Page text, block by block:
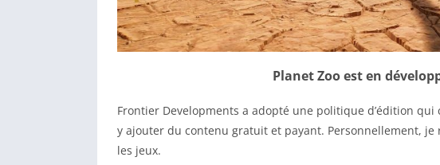
Planet Zoo est en
Frontier Developments a adopté une politique d’édition
y ajouter du contenu gratuit et payant. Personnellement,
les jeux.